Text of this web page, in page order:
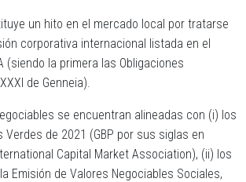
un hito en el mercado local por tratarse
corporativa internacional listada en el
(siendo la primera las Obligaciones
de Genneia).
se encuentran alineadas con (i) los
Verdes de 2021 (GBP por sus siglas en
Capital Market Association), (ii) los
Emisión de Valores Negociables Sociales,